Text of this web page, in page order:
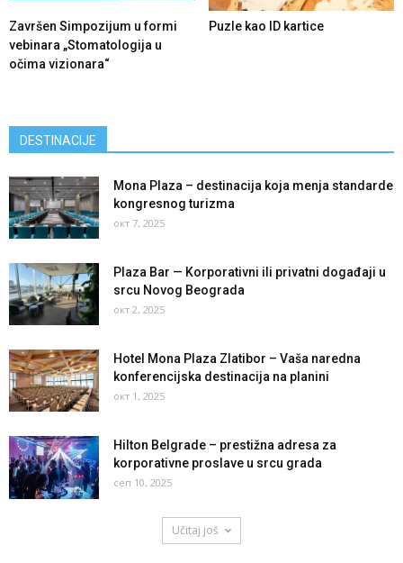
Završen Simpozijum u formi
vebinara „Stomatologija u
očima vizionara“
Puzle kao ID kartice
DESTINACIJE
Mona Plaza – destinacija koja menja standarde
kongresnog turizma
окт 7, 2025
Plaza Bar — Korporativni ili privatni događaji u
srcu Novog Beograda
окт 2, 2025
Hotel Mona Plaza Zlatibor – Vaša naredna
konferencijska destinacija na planini
окт 1, 2025
Hilton Belgrade – prestižna adresa za
korporativne proslave u srcu grada
сеп 10, 2025
Učitaj još